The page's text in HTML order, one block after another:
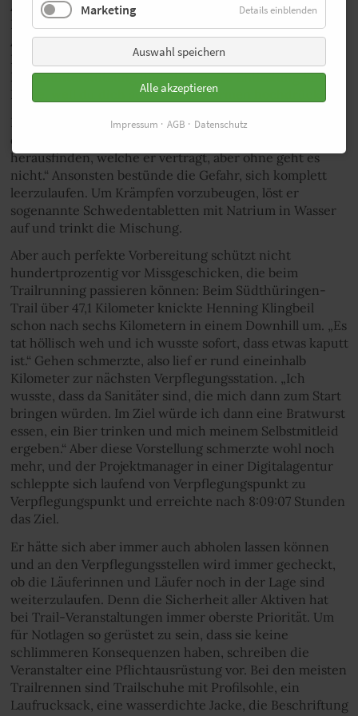
Alpen ansteht, können es aber auch schonmal 60
Kilometer pro Woche werden“, berichtet er. In Sachen
Ausrüstung schwört er auf Laufstöcke: „Für mich ist das
Laufen mit Stöcken unheimlich hilfreich. Das ist eine
Riesenunterstützung und eine große Entlastung für die
Beine, weil du dich auch mit den Armen hochdrückst.“
In Sachen Ernährung während des Wettkampfs
empfiehlt er Zuckergels. „Da muss jeder selbst
herausfinden, welche er verträgt, aber ohne geht es
nicht.“ Ansonsten bestünde die Gefahr, sich komplett
leerzulaufen. Um Krämpfen vorzubeugen, löst er
sogenannte Schwedentabletten mit Natrium in Wasser
auf und trinkt die Mischung.
Aber auch perfekte Vorbereitung schützt nicht
hundertprozentig vor Missgeschicken, die beim
Trailrunning passieren können: Beim Südthüringen-
Trail über 47,1 Kilometer knickte Henning Klingbeil
schon nach sechs Kilometern in einem Downhill um. „Es
tat höllisch weh und ich wusste sofort, dass etwas kaputt
ist.“ Gehen schmerzte, also lief er rund eineinhalb
Kilometer zur nächsten Verpflegungsstation. „Ich
wusste, dass da Sanitäter sind, die mich dann zum Start
bringen würden. Im Ziel würde ich dann eine Bratwurst
essen, ein Bier trinken und mich meinem Selbstmitleid
ergeben.“ Aber diese Vorstellung schmerzte wohl noch
mehr, und der Projektmanager in einer Digitalagentur
schleppte sich laufend von Verpflegungspunkt zu
Verpflegungspunkt und erreichte nach 8:09:07 Stunden
das Ziel.
Er hätte sich aber immer auch abholen lassen können
und an den Verpflegungsstellen wird immer gecheckt,
ob die Läuferinnen und Läufer noch in der Lage sind
weiterzulaufen. Denn die Sicherheit aller Aktiven hat
bei Trail-Veranstaltungen immer oberste Priorität. Um
für Notlagen so gerüstet zu sein, dass sie keine
schlimmeren Konsequenzen haben, schreiben die
Veranstalter eine Pflichtausrüstung vor. Bei den meisten
Trailrennen sind Trailschuhe mit Profilsohle, ein
Laufrucksack, eine wasserdichte Jacke, die Beschriftung
Marketing Details einblenden
Auswahl speichern
Alle akzeptieren
Impressum AGB Datenschutz